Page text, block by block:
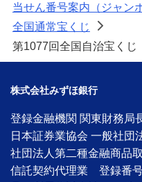
当せん番号案内（ジャン
全国通常宝くじ
>
第1077回全国自治宝くじ
株式会社みずほ銀行
登録金融機関 関東財務
日本証券業協会 一般社
社団法人第二種金融商品
信託契約代理業 登録番